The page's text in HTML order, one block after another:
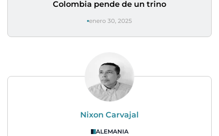
Colombia pende de un trino
enero 30, 2025
Nixon Carvajal
ALEMANIA